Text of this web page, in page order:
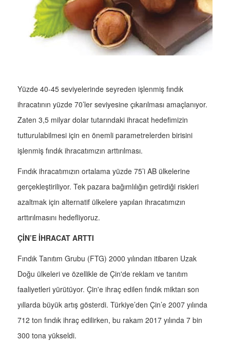
Yüzde 40-45 seviyelerinde seyreden işlenmiş fındık
ihracatının yüzde 70’ler seviyesine çıkarılması amaçlanıyor.
Zaten 3,5 milyar dolar tutarındaki ihracat hedefimizin
tutturulabilmesi için en önemli parametrelerden birisini
işlenmiş fındık ihracatımızın arttırılması.
Fındık ihracatımızın ortalama yüzde 75’i AB ülkelerine
gerçekleştiriliyor. Tek pazara bağımlılığın getirdiği riskleri
azaltmak için alternatif ülkelere yapılan ihracatımızın
arttırılmasını hedefliyoruz.
ÇİN’E İHRACAT ARTTI
Fındık Tanıtım Grubu (FTG) 2000 yılından itibaren Uzak
Doğu ülkeleri ve özellikle de Çin'de reklam ve tanıtım
faaliyetleri yürütüyor. Çin'e ihraç edilen fındık miktarı son
yıllarda büyük artış gösterdi. Türkiye’den Çin’e 2007 yılında
712 ton fındık ihraç edilirken, bu rakam 2017 yılında 7 bin
300 tona yükseldi.